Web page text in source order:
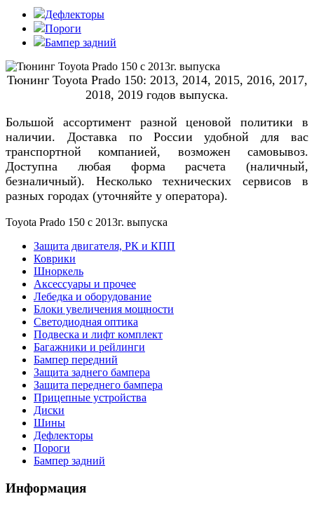
Дефлекторы
Пороги
Бампер задний
Тюнинг Toyota Prado 150: 2013, 2014, 2015, 2016, 2017,
2018, 2019 годов выпуска.
Большой ассортимент разной ценовой политики в
наличии. Доставка по России удобной для вас
транспортной компанией, возможен самовывоз.
Доступна любая форма расчета (наличный,
безналичный). Несколько технических сервисов в
разных городах (уточняйте у оператора).
Toyota Prado 150 с 2013г. выпуска
Защита двигателя, РК и КПП
Коврики
Шноркель
Аксессуары и прочее
Лебедка и оборудование
Блоки увеличения мощности
Светодиодная оптика
Подвеска и лифт комплект
Багажники и рейлинги
Бампер передний
Защита заднего бампера
Защита переднего бампера
Прицепные устройства
Диски
Шины
Дефлекторы
Пороги
Бампер задний
Информация